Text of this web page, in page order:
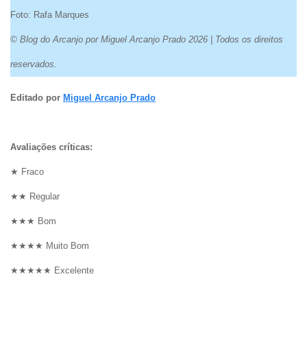
Foto: Rafa Marques
© Blog do Arcanjo por Miguel Arcanjo Prado 2026 | Todos os direitos
reservados.
Editado por Miguel Arcanjo Prado
Avaliações críticas:
★ Fraco
★★ Regular
★★★ Bom
★★★★ Muito Bom
★★★★★ Excelente